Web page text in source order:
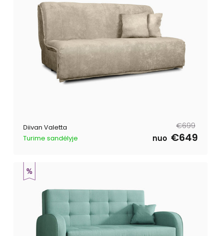
Diivan Valetta
Turime sandėlyje
Tavahind
€699
Müügihind
nuo €649